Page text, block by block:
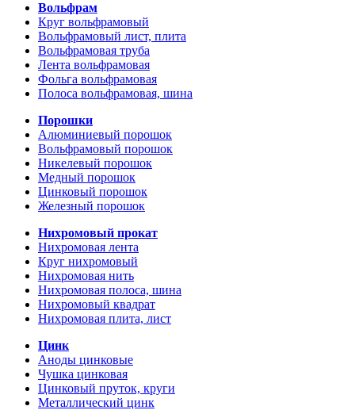
Вольфрам
Круг вольфрамовый
Вольфрамовый лист, плита
Вольфрамовая труба
Лента вольфрамовая
Фольга вольфрамовая
Полоса вольфрамовая, шина
Порошки
Алюминиевый порошок
Вольфрамовый порошок
Никелевый порошок
Медный порошок
Цинковый порошок
Железный порошок
Нихромовый прокат
Нихромовая лента
Круг нихромовый
Нихромовая нить
Нихромовая полоса, шина
Нихромовый квадрат
Нихромовая плита, лист
Цинк
Аноды цинковые
Чушка цинковая
Цинковый пруток, круги
Металлический цинк